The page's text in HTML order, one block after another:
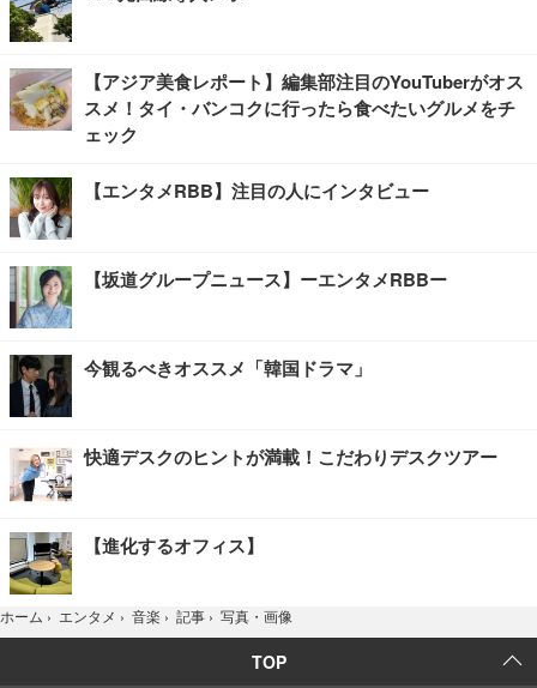
【アジア美食レポート】編集部注目のYouTuberがオス
スメ！タイ・バンコクに行ったら食べたいグルメをチ
ェック
【エンタメRBB】注目の人にインタビュー
【坂道グループニュース】ーエンタメRBBー
今観るべきオススメ「韓国ドラマ」
快適デスクのヒントが満載！こだわりデスクツアー
【進化するオフィス】
ホーム › エンタメ › 音楽 › 記事 › 写真・画像
TOP